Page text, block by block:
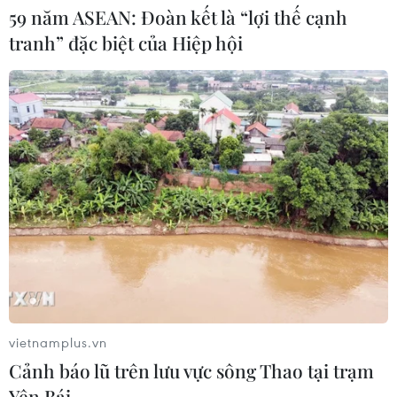
04/08/2026 14:11
ASC 2026: Tiếp lửa đam mê khoa học
cho thế hệ trẻ Việt Nam
04/08/2026 14:08
Xem thêm
CƠ QUAN CHỦ QUẢN: THÔNG TẤN XÃ VIỆT NAM
59 năm ASEAN: Đoàn kết là “lợi thế cạnh
tranh” đặc biệt của Hiệp hội
vietnamplus.vn
Cảnh báo lũ trên lưu vực sông Thao tại trạm